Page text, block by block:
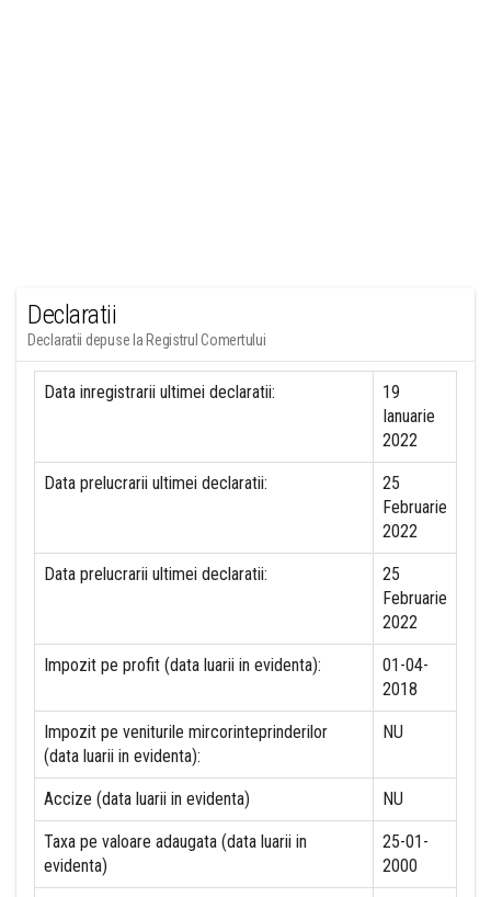
Declaratii
Declaratii depuse la Registrul Comertului
Data inregistrarii ultimei declaratii:
19
Ianuarie
2022
Data prelucrarii ultimei declaratii:
25
Februarie
2022
Data prelucrarii ultimei declaratii:
25
Februarie
2022
Impozit pe profit (data luarii in evidenta):
01-04-
2018
Impozit pe veniturile mircorinteprinderilor
(data luarii in evidenta):
NU
Accize (data luarii in evidenta) NU
Taxa pe valoare adaugata (data luarii in
evidenta)
25-01-
2000